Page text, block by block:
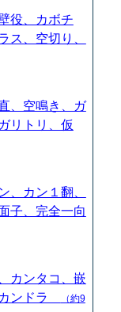
役、カボチ
ス、空切り、
、空鳴き、ガ
リトリ、仮
、カン１翻、
子、完全一向
カンタコ、嵌
ンドラ
（約9